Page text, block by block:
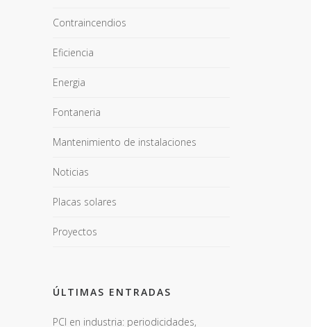
Contraincendios
Eficiencia
Energia
Fontaneria
Mantenimiento de instalaciones
Noticias
Placas solares
Proyectos
ÚLTIMAS ENTRADAS
PCI en industria: periodicidades,